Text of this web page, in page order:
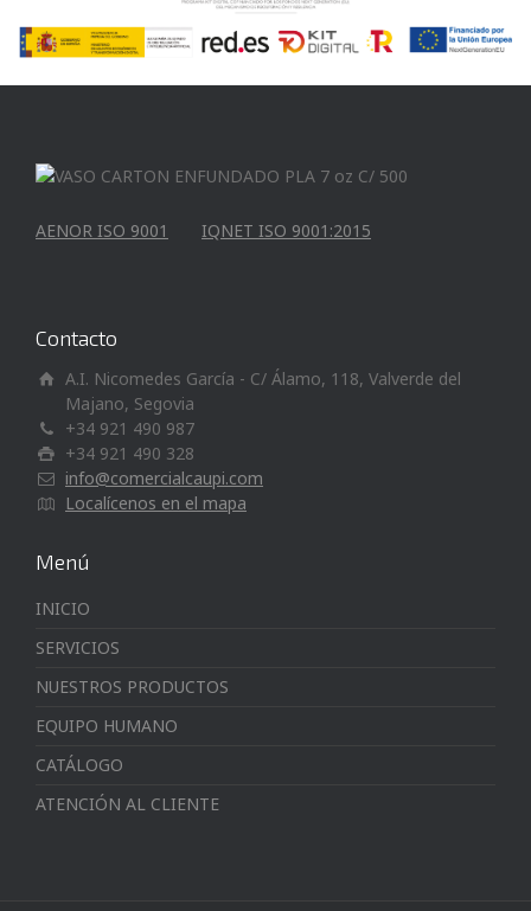
AENOR ISO 9001 IQNET ISO 9001:2015
Contacto
A.I. Nicomedes García - C/ Álamo, 118, Valverde del
Majano, Segovia
+34 921 490 987
+34 921 490 328
info@comercialcaupi.com
Localícenos en el mapa
Menú
INICIO
SERVICIOS
NUESTROS PRODUCTOS
EQUIPO HUMANO
CATÁLOGO
ATENCIÓN AL CLIENTE